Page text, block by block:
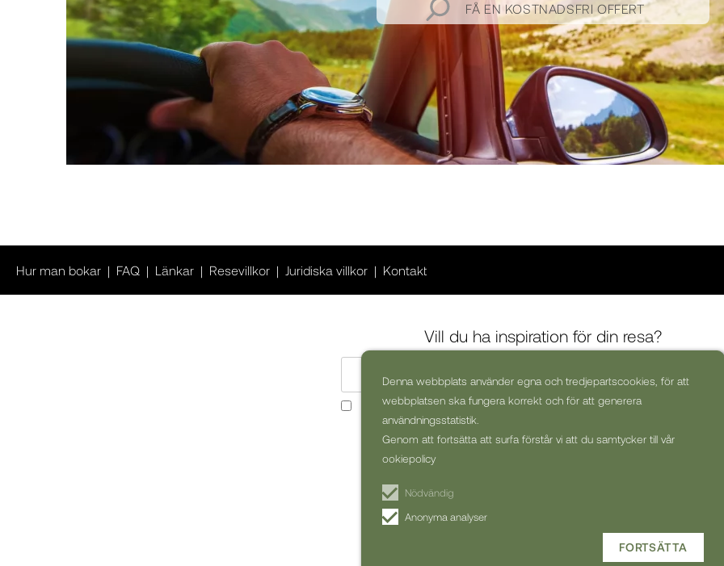
Denna webbplats använder egna och tredjepartscookies, för att
webbplatsen ska fungera korrekt och för att generera
användningsstatistik.
Genom att fortsätta att surfa förstår vi att du samtycker till vår
ookiepolicy
Nödvändig
Anonyma analyser
FORTSÄTTA
FÅ EN KOSTNADSFRI OFFERT
Hur man bokar FAQ Länkar Resevillkor Juridiska villkor Kontakt
Vill du ha inspiration för din resa?
Ja, jag skulle vilja få kommersiella nyhetsbrev (kan alltid avsluta